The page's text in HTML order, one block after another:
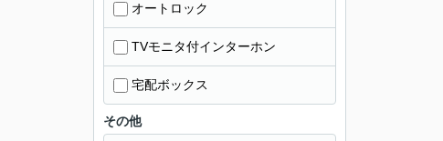
オートロック
TVモニタ付インターホン
宅配ボックス
その他